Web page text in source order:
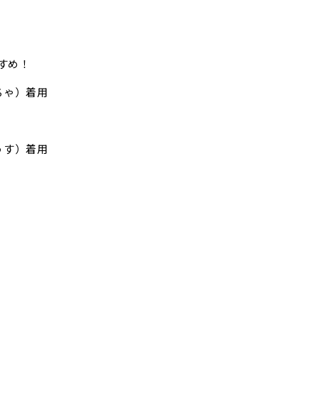
め！
）着用
）着用